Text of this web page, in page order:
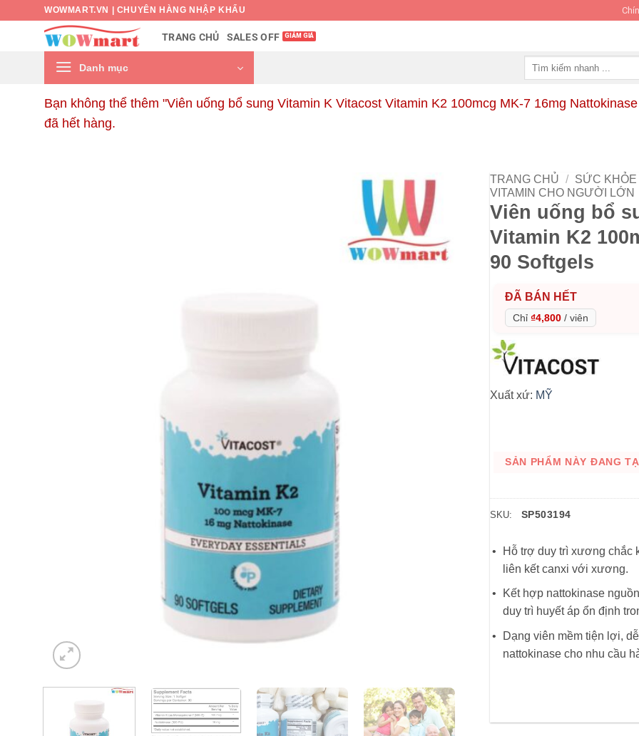
WOWMART.VN | CHUYÊN HÀNG NHẬP KHẨU
TRANG CHỦ SALES OFF
Danh mục
Bạn không thể thêm "Viên uống bổ sung Vitamin K Vitacost Vitamin K2 100mcg MK-7 16mg
đã hết hàng.
TRANG CHỦ /
SỨC
VITAMIN CHO NGƯỜI LỚN
Viên uống bổ
Vitamin K2
90 Softgels
ĐÃ BÁN HẾT
Chỉ ₫4,800 / viên
Xuất xứ: MỸ
SẢN PHẨM NÀY ĐANG
SKU: SP503194
Hỗ trợ duy trì xương chắc
liên kết canxi với xương.
Kết hợp nattokinase
duy trì huyết áp ổn định
Dạng viên mềm tiện lợi,
nattokinase cho nhu cầu